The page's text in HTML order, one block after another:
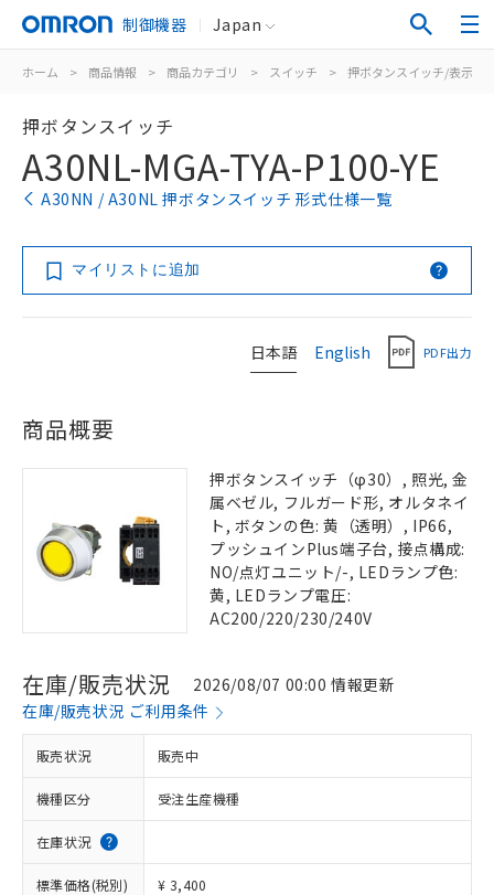
制御機器 Japan
ホーム > 商品情報 > 商品カテゴリ > スイッチ > 押ボタンスイッチ/表示灯
押ボタンスイッチ
A30NL-MGA-TYA-P100-YE
A30NN / A30NL 押ボタンスイッチ 形式仕様一覧
マイリストに追加
日本語 English PDF出力
商品概要
押ボタンスイッチ（φ30）, 照光, 金
属ベゼル, フルガード形, オルタネイ
ト, ボタンの色: 黄（透明）, IP66,
プッシュインPlus端子台, 接点構成:
NO/点灯ユニット/-, LEDランプ色:
黄, LEDランプ電圧:
AC200/220/230/240V
在庫/販売状況
2026/08/07 00:00 情報更新
在庫/販売状況 ご利用条件
販売状況 販売中
機種区分 受注生産機種
在庫状況
標準価格(税別) ¥ 3,400